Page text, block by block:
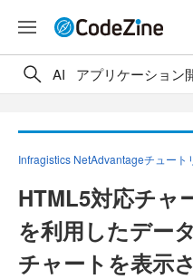
AI アプリケーション
Infragistics NetAdvantageチュート
HTML5対応チャ
を利用したデー
チャートを表示